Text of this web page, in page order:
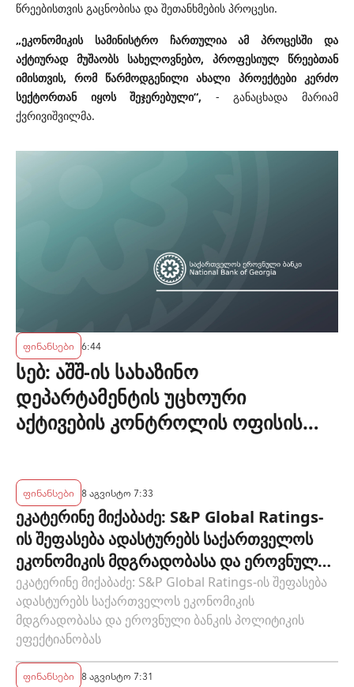
წრეებისთვის გაცნობისა და შეთანხმების პროცესი.
„ეკონომიკის სამინისტრო ჩართულია ამ პროცესში და
აქტიურად მუშაობს სახელოვნებო, პროფესიულ წრეებთან
იმისთვის, რომ წარმოდგენილი ახალი პროექტები კერძო
სექტორთან იყოს შეჯერებული“, - განაცხადა მარიამ
ქვრივიშვილმა.
ფინანსები 6:44
სებ: აშშ-ის სახაზინო
დეპარტამენტის უცხოური
აქტივების კონტროლის ოფისის
არ წარმოადგენს საქართველოს
ეროვნული ბანკის რეგულირებულ
სუბიექტს
ფინანსები 8 აგვისტო 7:33
ეკატერინე მიქაბაძე: S&P Global Ratings-
ის შეფასება ადასტურებს საქართველოს
ეკონომიკის მდგრადობასა და ეროვნული
ბანკის პოლიტიკის ეფექტიანობას
ეკატერინე მიქაბაძე: S&P Global Ratings-ის შეფასება
ადასტურებს საქართველოს ეკონომიკის
მდგრადობასა და ეროვნული ბანკის პოლიტიკის
ეფექტიანობას
ფინანსები 8 აგვისტო 7:31